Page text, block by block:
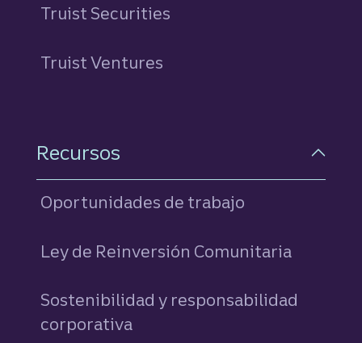
Truist Securities
Truist Ventures
Recursos
Oportunidades de trabajo
Ley de Reinversión Comunitaria
Sostenibilidad y responsabilidad
corporativa